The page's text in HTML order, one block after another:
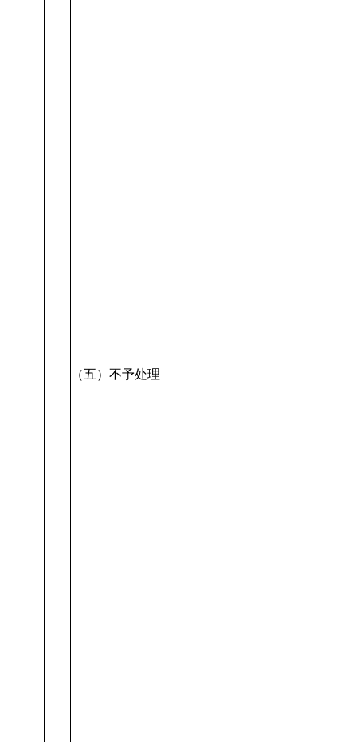
（五）不予处理